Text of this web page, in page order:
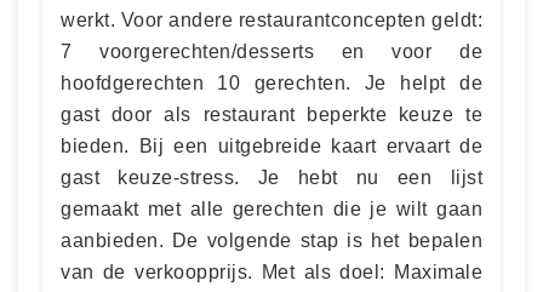
werkt. Voor andere restaurantconcepten geldt:
7 voorgerechten/desserts en voor de
hoofdgerechten 10 gerechten. Je helpt de
gast door als restaurant beperkte keuze te
bieden. Bij een uitgebreide kaart ervaart de
gast keuze-stress. Je hebt nu een lijst
gemaakt met alle gerechten die je wilt gaan
aanbieden. De volgende stap is het bepalen
van de verkoopprijs. Met als doel: Maximale